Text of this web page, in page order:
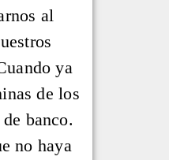
al
ya
de los
banco.
no haya